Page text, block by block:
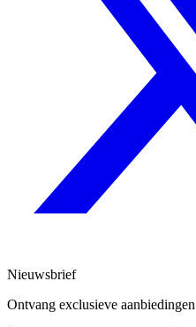
Nieuwsbrief
Ontvang exclusieve